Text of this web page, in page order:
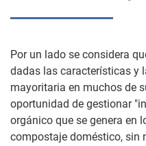
Por un lado se considera
dadas las características y
mayoritaria en muchos de
oportunidad de gestionar
orgánico que se genera en
compostaje doméstico, sin